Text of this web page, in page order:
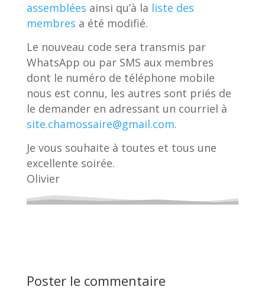
assemblées ainsi qu’à la liste des
membres a été modifié.
Le nouveau code sera transmis par
WhatsApp ou par SMS aux membres
dont le numéro de téléphone mobile
nous est connu, les autres sont priés de
le demander en adressant un courriel à
site.chamossaire@gmail.com.
Je vous souhaite à toutes et tous une
excellente soirée.
Olivier
Poster le commentaire